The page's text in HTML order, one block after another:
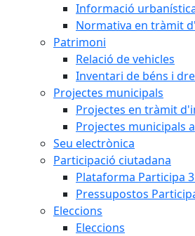
Informació
Normativa en tràmit
Patrimoni
Relació de vehicles
Inventari de béns i
Projectes municipals
Projectes en tràmit
Projectes municipals
Seu electrònica
Participació ciutadana
Plataforma Participa
Pressupostos
Eleccions
Eleccions